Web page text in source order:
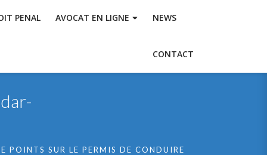
PENAL AVOCAT EN LIGNE NEWS
CONTACT
POINTS SUR LE PERMIS DE CONDUIRE